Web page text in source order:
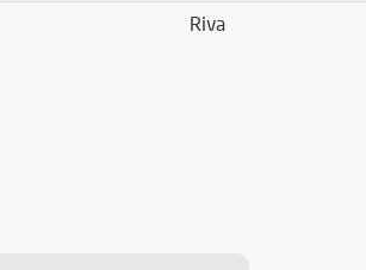
Riva